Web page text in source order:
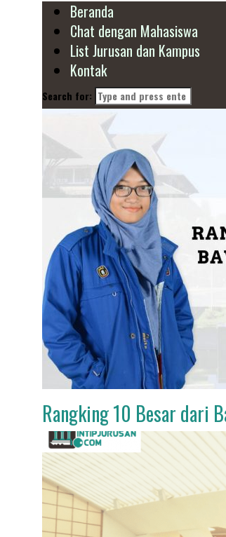
Beranda
Chat dengan Mahasiswa
List Jurusan dan Kampus
Kontak
Search for:
Rangking 10 Besar dari